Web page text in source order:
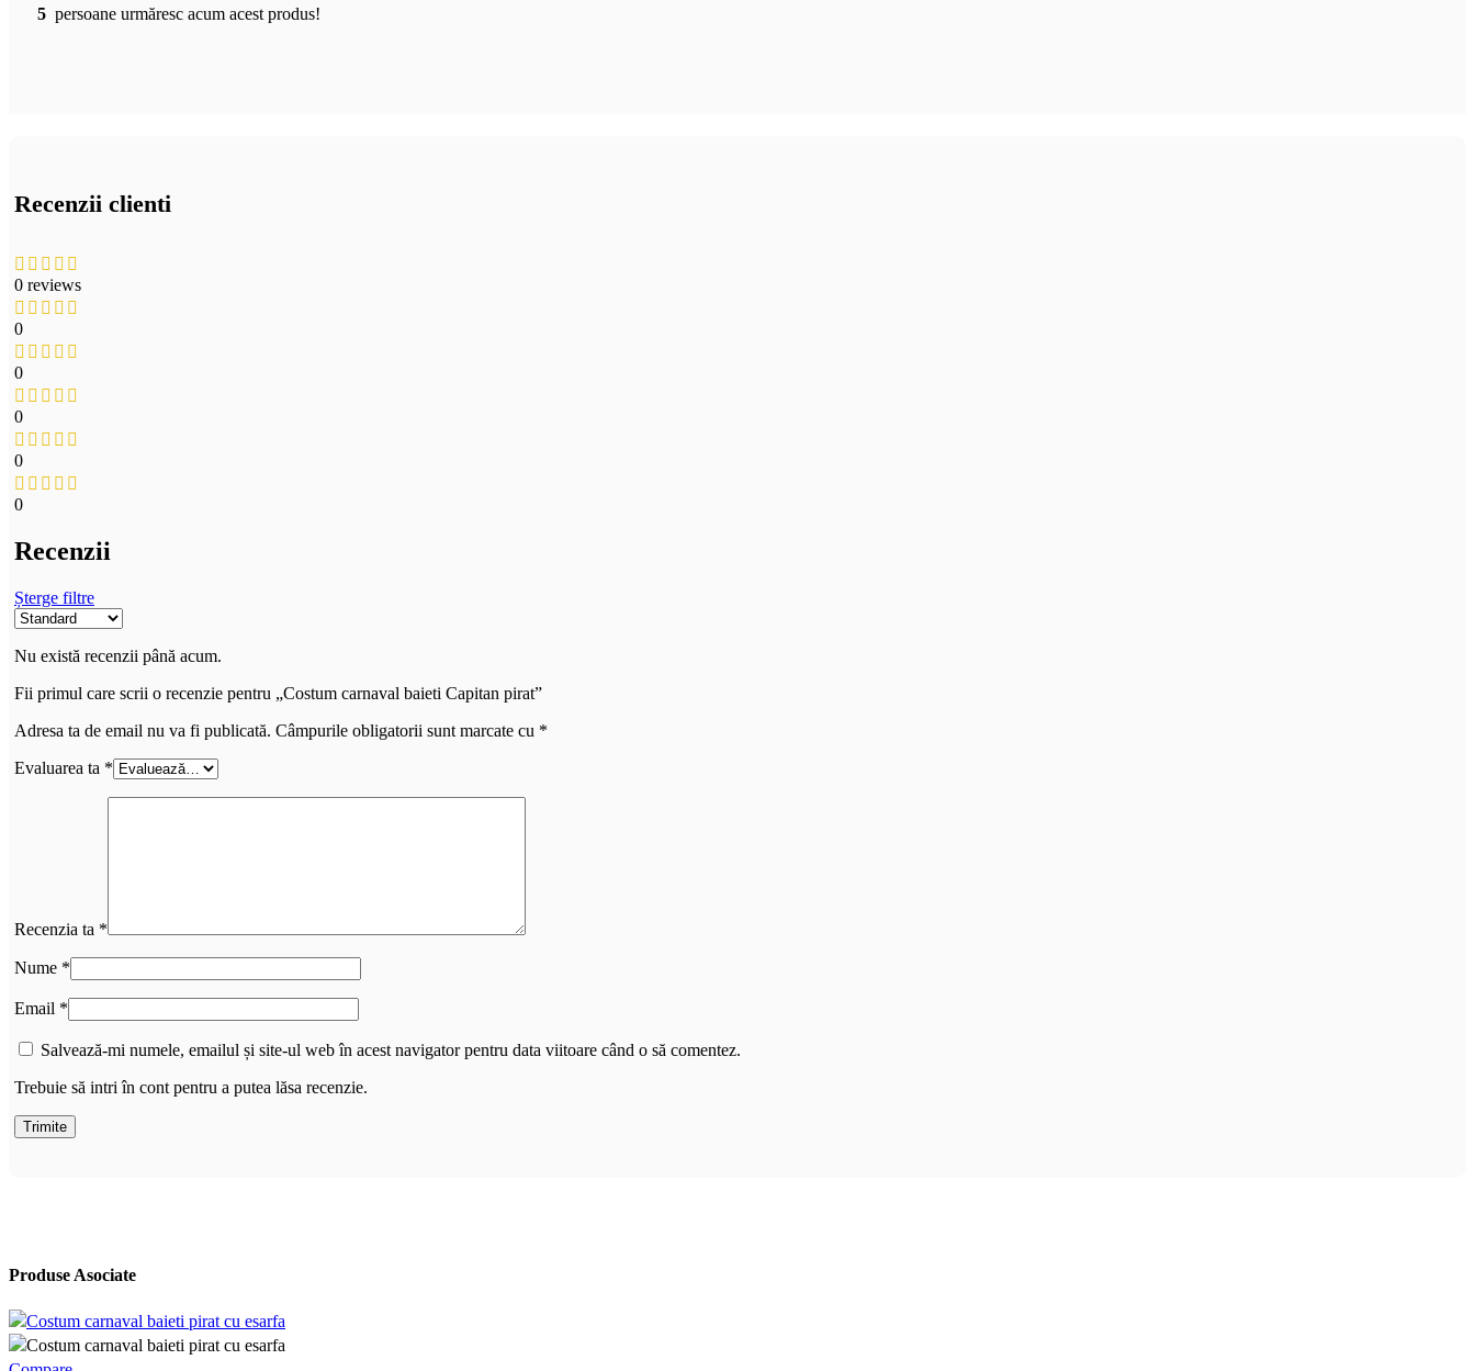
5 persoane urmăresc acum acest produs!
Recenzii clienti
0 reviews
0
0
0
0
0
Recenzii
Șterge filtre
Nu există recenzii până acum.
Fii primul care scrii o recenzie pentru „Costum carnaval baieti Capitan pirat”
Adresa ta de email nu va fi publicată. Câmpurile obligatorii sunt marcate cu *
Evaluarea ta *
Recenzia ta *
Nume *
Email *
Salvează-mi numele, emailul și site-ul web în acest navigator pentru data viitoare când o să comentez.
Trebuie să intri în cont pentru a putea lăsa recenzie.
Produse Asociate